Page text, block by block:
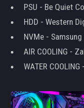
PSU - Be Quiet
HDD - Western
NVMe -
AIR COOLING -
WATER